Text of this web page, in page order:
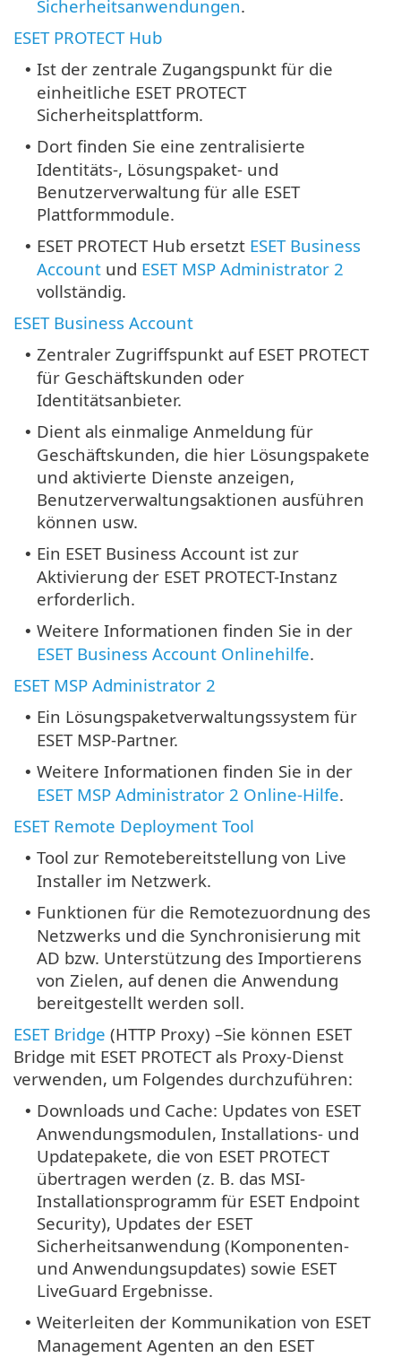
Sicherheitsanwendungen.
ESET PROTECT Hub
• Ist der zentrale Zugangspunkt für die
einheitliche ESET PROTECT
Sicherheitsplattform.
• Dort finden Sie eine zentralisierte
Identitäts-, Lösungspaket- und
Benutzerverwaltung für alle ESET
Plattformmodule.
• ESET PROTECT Hub ersetzt ESET Business
Account und ESET MSP Administrator 2
vollständig.
ESET Business Account
• Zentraler Zugriffspunkt auf ESET PROTECT
für Geschäftskunden oder
Identitätsanbieter.
• Dient als einmalige Anmeldung für
Geschäftskunden, die hier Lösungspakete
und aktivierte Dienste anzeigen,
Benutzerverwaltungsaktionen ausführen
können usw.
• Ein ESET Business Account ist zur
Aktivierung der ESET PROTECT-Instanz
erforderlich.
• Weitere Informationen finden Sie in der
ESET Business Account Onlinehilfe.
ESET MSP Administrator 2
• Ein Lösungspaketverwaltungssystem für
ESET MSP-Partner.
• Weitere Informationen finden Sie in der
ESET MSP Administrator 2 Online-Hilfe.
ESET Remote Deployment Tool
• Tool zur Remotebereitstellung von Live
Installer im Netzwerk.
• Funktionen für die Remotezuordnung des
Netzwerks und die Synchronisierung mit
AD bzw. Unterstützung des Importierens
von Zielen, auf denen die Anwendung
bereitgestellt werden soll.
ESET Bridge (HTTP Proxy) –Sie können ESET
Bridge mit ESET PROTECT als Proxy-Dienst
verwenden, um Folgendes durchzuführen:
• Downloads und Cache: Updates von ESET
Anwendungsmodulen, Installations- und
Updatepakete, die von ESET PROTECT
übertragen werden (z. B. das MSI-
Installationsprogramm für ESET Endpoint
Security), Updates der ESET
Sicherheitsanwendung (Komponenten-
und Anwendungsupdates) sowie ESET
LiveGuard Ergebnisse.
• Weiterleiten der Kommunikation von ESET
Management Agenten an den ESET